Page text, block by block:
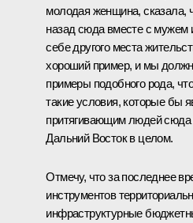
молодая женщина, сказала,
назад сюда вместе с мужем
себе другого места
хороший пример, и мы
примеры подобного рода,
такие условия, которые бы
притягивающим людей
Дальний Восток в целом.
Отмечу, что за последнее
инструментов
инфраструктурные